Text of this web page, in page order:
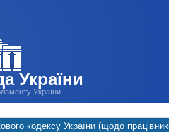
України
України
кодексу України (щодо